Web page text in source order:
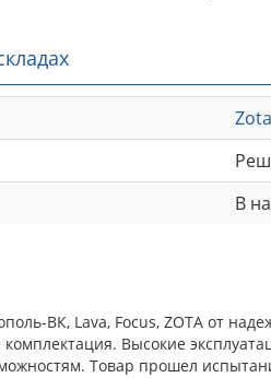
Zota
В
ВК, Lava, Focus, ZOTA от
Высокие
Товар прошел